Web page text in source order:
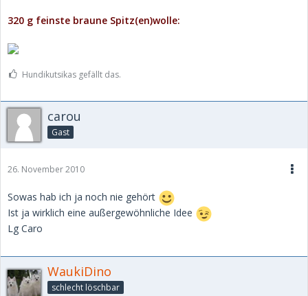
320 g feinste braune Spitz(en)wolle:
Hundikutsikas gefällt das.
carou
Gast
26. November 2010
Sowas hab ich ja noch nie gehört
Ist ja wirklich eine außergewöhnliche Idee
Lg Caro
WaukiDino
schlecht löschbar